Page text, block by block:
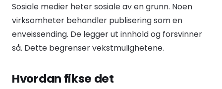
Sosiale medier heter sosiale av en grunn. Noen
virksomheter behandler publisering som en
enveissending. De legger ut innhold og forsvinner
så. Dette begrenser vekstmulighetene.
Hvordan fikse det